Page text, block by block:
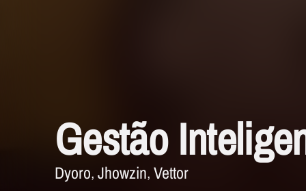
Gestão
Dyoro Jhowzin Vettor